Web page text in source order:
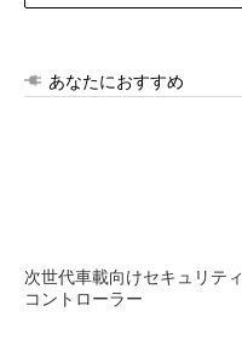
あなたにおすすめ
次世代車載向けセキュリティ
コントローラー